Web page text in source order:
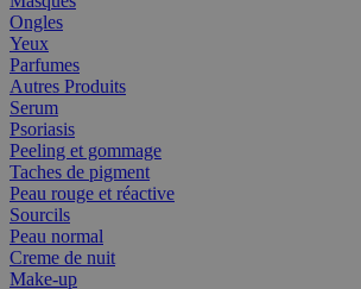
Ongles
Yeux
Parfumes
Autres Produits
Serum
Psoriasis
Peeling et gommage
Taches de pigment
Peau rouge et réactive
Sourcils
Peau normal
Creme de nuit
Make-up